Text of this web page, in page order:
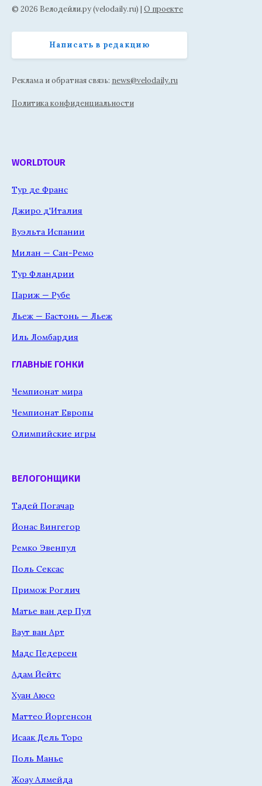
© 2026 Велодейли.ру (velodaily.ru) | О проекте
Написать в редакцию
Реклама и обратная связь: news@velodaily.ru
Политика конфиденциальности
WORLDTOUR
Тур де Франс
Джиро д'Италия
Вуэльта Испании
Милан — Сан-Ремо
Тур Фландрии
Париж — Рубе
Льеж — Бастонь — Льеж
Иль Ломбардия
ГЛАВНЫЕ ГОНКИ
Чемпионат мира
Чемпионат Европы
Олимпийские игры
ВЕЛОГОНЩИКИ
Тадей Погачар
Йонас Вингегор
Ремко Эвенпул
Поль Сексас
Примож Роглич
Матье ван дер Пул
Ваут ван Арт
Мадс Педерсен
Адам Йейтс
Хуан Аюсо
Маттео Йоргенсон
Исаак Дель Торо
Поль Манье
Жоау Алмейда